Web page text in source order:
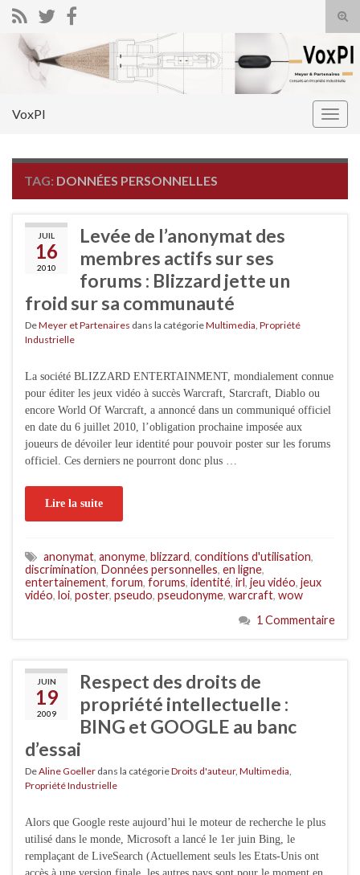
Search for:
VoxPI
TAG: DONNÉES PERSONNELLES
JUIL
16
2010
Levée de l’anonymat des
membres actifs sur ses
forums : Blizzard jette un
froid sur sa communauté
DeMeyer et Partenaires dans la catégorieMultimedia Propriété
Industrielle
La société BLIZZARD ENTERTAINMENT, mondialement connue
pour éditer les jeux vidéo à succès Warcraft, Starcraft, Diablo ou
encore World Of Warcraft, a annoncé dans un communiqué officiel
en date du 6 juillet 2010, l’obligation prochaine imposée aux
joueurs de dévoiler leur identité pour pouvoir poster sur les forums
officiel. Ces derniers ne pourront donc plus …
Lire la suite
anonymat, anonyme, blizzard, conditions d'utilisation,
discrimination, Données personnelles, en ligne,
entertainement, forum, forums, identité, irl, jeu vidéo, jeux
vidéo, loi, poster, pseudo, pseudonyme, warcraft, wow
1 Commentaire
JUIN
19
2009
Respect des droits de
propriété intellectuelle :
BING et GOOGLE au banc
d’essai
DeAline Goeller dans la catégorieDroits d'auteur, Multimedia
Propriété Industrielle
Alors que Google reste aujourd’hui le moteur de recherche le plus
utilisé dans le monde, Microsoft a lancé le 1er juin Bing, le
remplaçant de LiveSearch (Actuellement seuls les Etats-Unis ont